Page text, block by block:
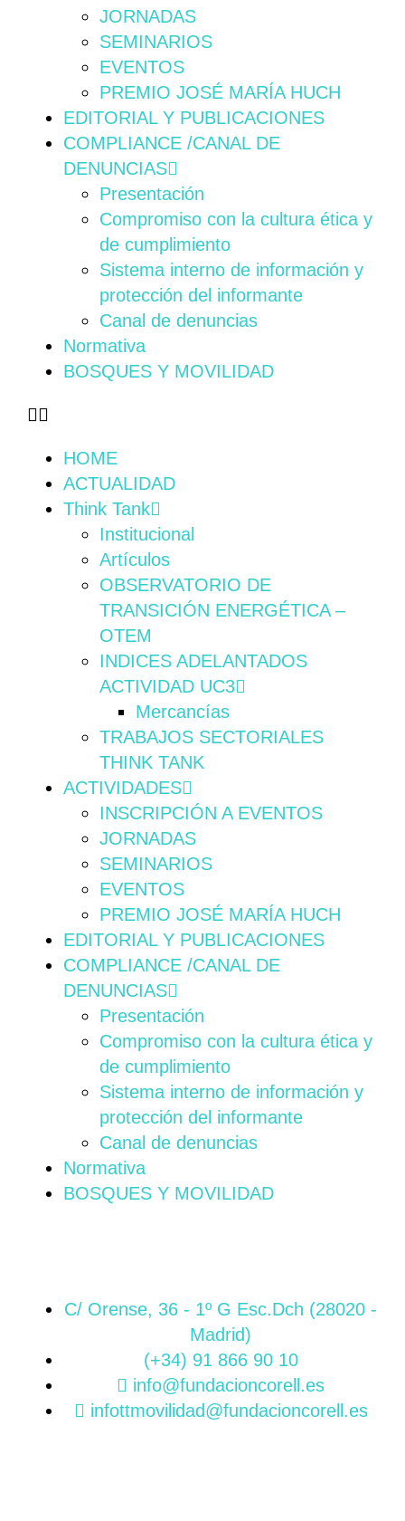
JORNADAS
SEMINARIOS
EVENTOS
PREMIO JOSÉ MARÍA HUCH
EDITORIAL Y PUBLICACIONES
COMPLIANCE /CANAL DE
DENUNCIAS
Presentación
Compromiso con la cultura ética y
de cumplimiento
Sistema interno de información y
protección del informante
Canal de denuncias
Normativa
BOSQUES Y MOVILIDAD
HOME
ACTUALIDAD
Think Tank
Institucional
Artículos
OBSERVATORIO DE
TRANSICIÓN ENERGÉTICA –
OTEM
INDICES ADELANTADOS
ACTIVIDAD UC3
Mercancías
TRABAJOS SECTORIALES
THINK TANK
ACTIVIDADES
INSCRIPCIÓN A EVENTOS
JORNADAS
SEMINARIOS
EVENTOS
PREMIO JOSÉ MARÍA HUCH
EDITORIAL Y PUBLICACIONES
COMPLIANCE /CANAL DE
DENUNCIAS
Presentación
Compromiso con la cultura ética y
de cumplimiento
Sistema interno de información y
protección del informante
Canal de denuncias
Normativa
BOSQUES Y MOVILIDAD
C/ Orense, 36 - 1º G Esc.Dch (28020 -
Madrid)
(+34) 91 866 90 10
info@fundacioncorell.es
infottmovilidad@fundacioncorell.es